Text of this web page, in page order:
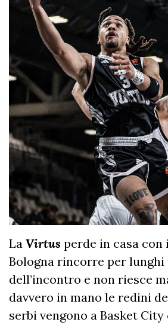
La Virtus perde in casa con
Bologna rincorre per
dell’incontro e non riesce
davvero in mano le redini
serbi vengono a Basket